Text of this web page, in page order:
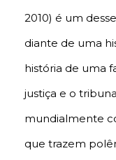
2010) é um
diante de uma
história de uma
justiça e o
mundialmente
que trazem